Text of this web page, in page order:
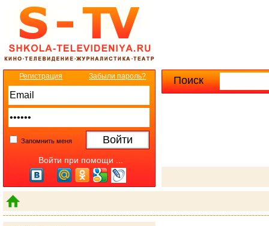
Поиск
Регистрация Забыли пароль?
Запомнить меня
Войти при помощи ...